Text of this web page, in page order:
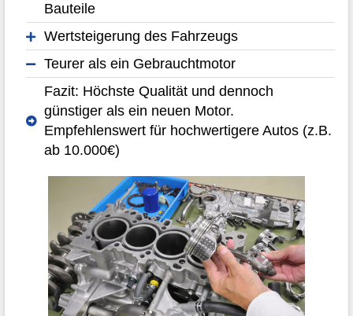
Bauteile
Wertsteigerung des Fahrzeugs
Teurer als ein Gebrauchtmotor
Fazit: Höchste Qualität und dennoch
günstiger als ein neuen Motor.
Empfehlenswert für hochwertigere Autos (z.B.
ab 10.000€)